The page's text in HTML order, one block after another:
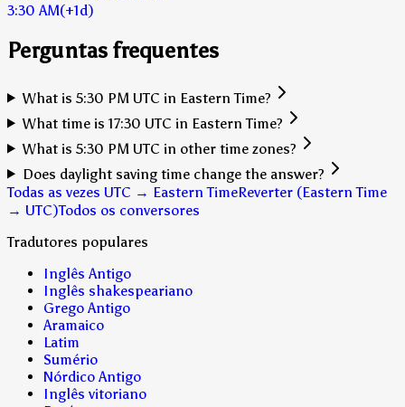
3:30 AM(+1d)
Perguntas frequentes
What is 5:30 PM UTC in Eastern Time?
What time is 17:30 UTC in Eastern Time?
What is 5:30 PM UTC in other time zones?
Does daylight saving time change the answer?
Todas as vezes UTC → Eastern TimeReverter (Eastern Time
→ UTC)Todos os conversores
Tradutores populares
Inglês Antigo
Inglês shakespeariano
Grego Antigo
Aramaico
Latim
Sumério
Nórdico Antigo
Inglês vitoriano